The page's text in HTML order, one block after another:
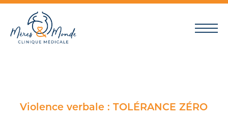
Violence verbale : TOLÉRANCE ZÉRO